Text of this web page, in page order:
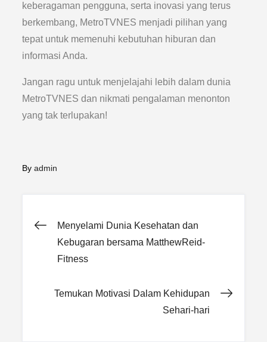
keberagaman pengguna, serta inovasi yang terus
berkembang, MetroTVNES menjadi pilihan yang
tepat untuk memenuhi kebutuhan hiburan dan
informasi Anda.
Jangan ragu untuk menjelajahi lebih dalam dunia
MetroTVNES dan nikmati pengalaman menonton
yang tak terlupakan!
Byadmin
Post
navigation
Menyelami Dunia Kesehatan dan
Kebugaran bersama MatthewReid-
Fitness
Temukan Motivasi Dalam Kehidupan
Sehari-hari